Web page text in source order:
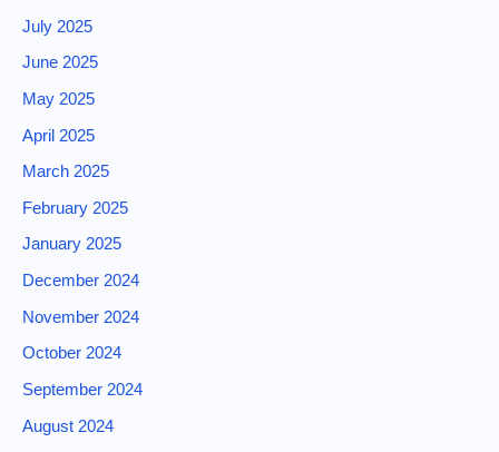
July 2025
June 2025
May 2025
April 2025
March 2025
February 2025
January 2025
December 2024
November 2024
October 2024
September 2024
August 2024